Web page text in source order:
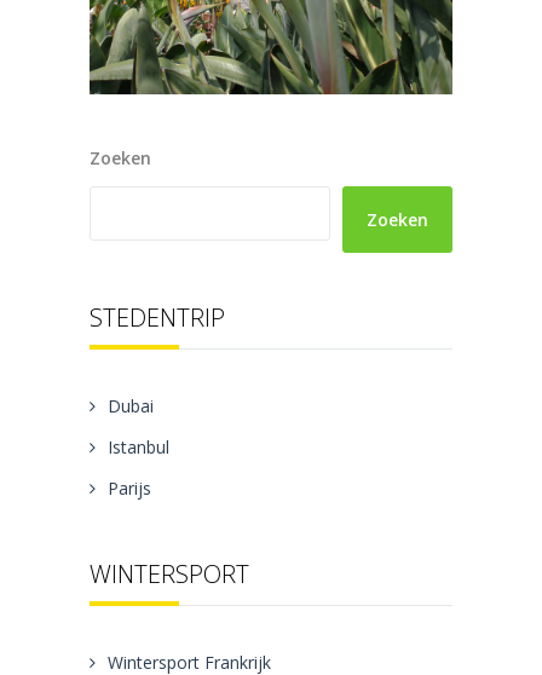
Zoeken
Zoeken
STEDENTRIP
Dubai
Istanbul
Parijs
WINTERSPORT
Wintersport Frankrijk